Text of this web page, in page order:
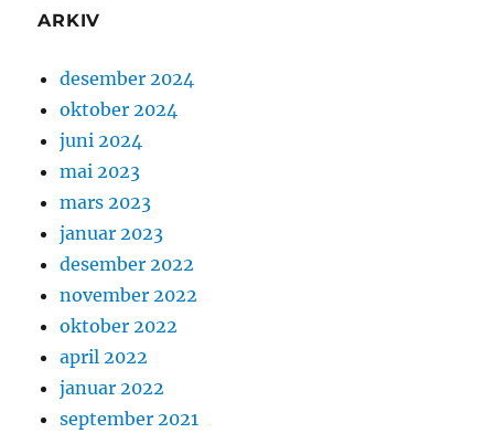
ARKIV
desember 2024
oktober 2024
juni 2024
mai 2023
mars 2023
januar 2023
desember 2022
november 2022
oktober 2022
april 2022
januar 2022
september 2021